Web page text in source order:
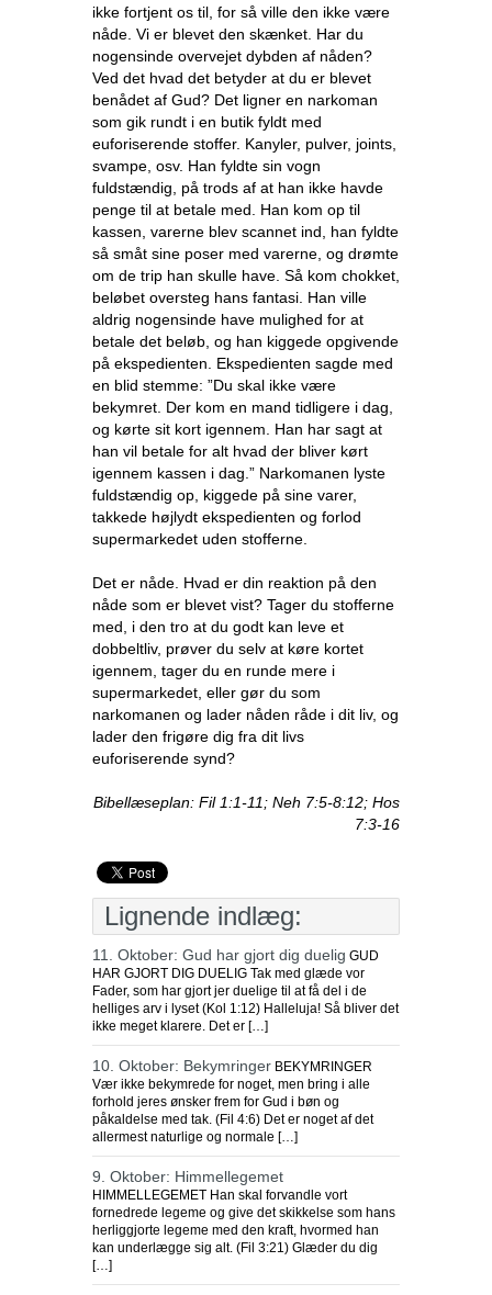
ikke fortjent os til, for så ville den ikke være
nåde. Vi er blevet den skænket. Har du
nogensinde overvejet dybden af nåden?
Ved det hvad det betyder at du er blevet
benådet af Gud? Det ligner en narkoman
som gik rundt i en butik fyldt med
euforiserende stoffer. Kanyler, pulver, joints,
svampe, osv. Han fyldte sin vogn
fuldstændig, på trods af at han ikke havde
penge til at betale med. Han kom op til
kassen, varerne blev scannet ind, han fyldte
så småt sine poser med varerne, og drømte
om de trip han skulle have. Så kom chokket,
beløbet oversteg hans fantasi. Han ville
aldrig nogensinde have mulighed for at
betale det beløb, og han kiggede opgivende
på ekspedienten. Ekspedienten sagde med
en blid stemme: ”Du skal ikke være
bekymret. Der kom en mand tidligere i dag,
og kørte sit kort igennem. Han har sagt at
han vil betale for alt hvad der bliver kørt
igennem kassen i dag.” Narkomanen lyste
fuldstændig op, kiggede på sine varer,
takkede højlydt ekspedienten og forlod
supermarkedet uden stofferne.
Det er nåde. Hvad er din reaktion på den
nåde som er blevet vist? Tager du stofferne
med, i den tro at du godt kan leve et
dobbeltliv, prøver du selv at køre kortet
igennem, tager du en runde mere i
supermarkedet, eller gør du som
narkomanen og lader nåden råde i dit liv, og
lader den frigøre dig fra dit livs
euforiserende synd?
Bibellæseplan: Fil 1:1-11; Neh 7:5-8:12; Hos
7:3-16
Lignende indlæg:
11. Oktober: Gud har gjort dig duelig GUD
HAR GJORT DIG DUELIG Tak med glæde vor
Fader, som har gjort jer duelige til at få del i de
helliges arv i lyset (Kol 1:12) Halleluja! Så bliver det
ikke meget klarere. Det er […]
10. Oktober: Bekymringer BEKYMRINGER
Vær ikke bekymrede for noget, men bring i alle
forhold jeres ønsker frem for Gud i bøn og
påkaldelse med tak. (Fil 4:6) Det er noget af det
allermest naturlige og normale […]
9. Oktober: Himmellegemet
HIMMELLEGEMET Han skal forvandle vort
fornedrede legeme og give det skikkelse som hans
herliggjorte legeme med den kraft, hvormed han
kan underlægge sig alt. (Fil 3:21) Glæder du dig
[…]